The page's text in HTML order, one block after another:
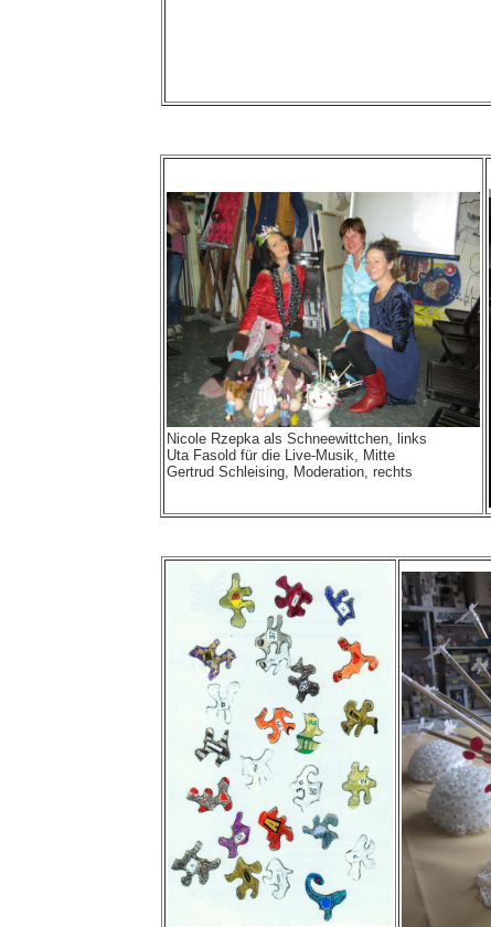
Nicole Rzepka als Schneewittchen, links
Uta Fasold für die Live-Musik, Mitte
Gertrud Schleising, Moderation, rechts